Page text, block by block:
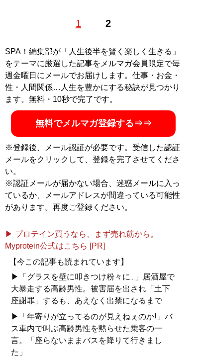
1 2
SPA！編集部が「人生後半を賢く楽しく生きる」
をテーマに厳選した記事をメルマガ会員限定で毎
週金曜日にメールでお届けします。仕事・お金・
性・人間関係…人生を豊かにする秘訣が見つかり
ます。無料・10秒で完了です。
無料でメルマガ登録する⇒⇒
※登録後、メール認証が必要です。受信した認証
メールをクリックして、登録を完了させてくださ
い。
※認証メールが届かない場合、迷惑メールに入っ
ているか、メールアドレスが間違っている可能性
があります。再度ご登録ください。
▶ プロテイン買うなら、まず売れ筋から。
Myprotein公式はこちら [PR]
【今この記事も読まれています】
▶「グラスを壁に叩きつけ粉々に...」居酒屋で
大暴走する高齢男性。被害届を出され「土下
座謝罪」するも、あえなく出禁になるまで
▶「年寄りが立ってるのが見えねぇのか!」バ
ス車内で叫ぶ高齢男性を黙らせた乗客の一
言。「座らないままバスを降りて行きまし
た」